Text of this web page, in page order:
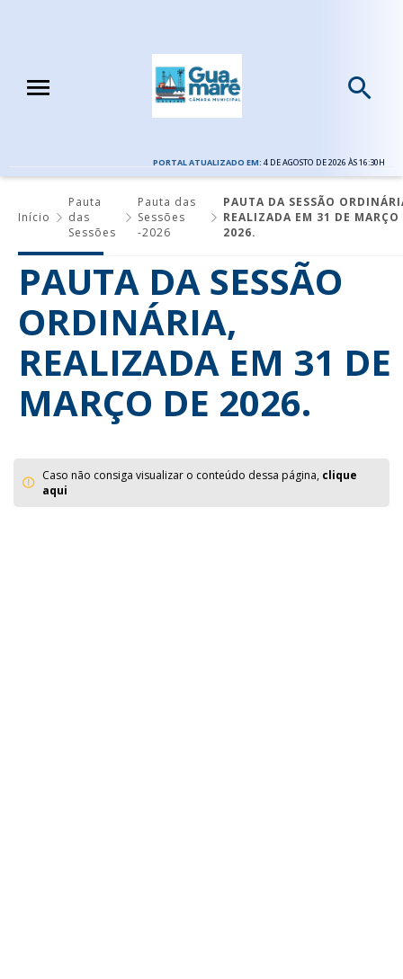
PORTAL ATUALIZADO EM: 4 DE AGOSTO DE 2026 ÀS 16:30H
Início
Pauta
das
Sessões
Pauta das
Sessões
-2026
PAUTA DA SESSÃO
REALIZADA EM 31 DE MARÇO
2026.
PAUTA DA SESSÃO
ORDINÁRIA,
REALIZADA EM 31 DE
MARÇO DE 2026.
Caso não consiga visualizar o conteúdo dessa página, clique
aqui